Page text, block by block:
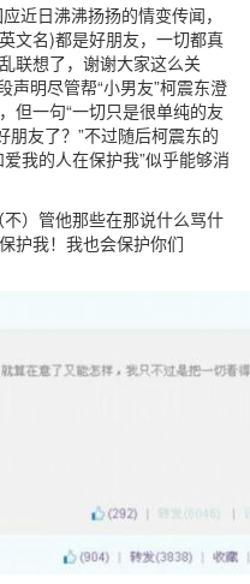
近日沸沸扬扬的情变传闻，
文名)都是好朋友，一切都真
联想了，谢谢大家这么关
声明尽管帮“小男友”柯震东澄
但一句“一切只是很单纯的友
朋友了？”不过随后柯震东的
我的人在保护我”似乎能够消
）管他那些在那说什么骂什
护我！我也会保护你们